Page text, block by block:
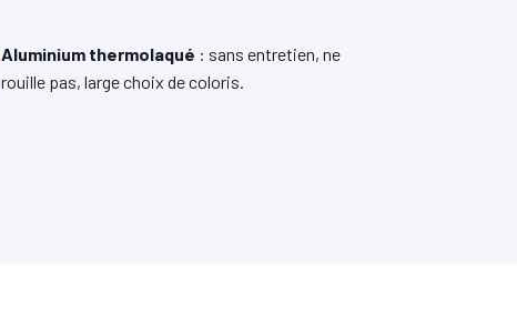
Aluminium thermolaqué : sans entretien, ne
rouille pas, large choix de coloris.